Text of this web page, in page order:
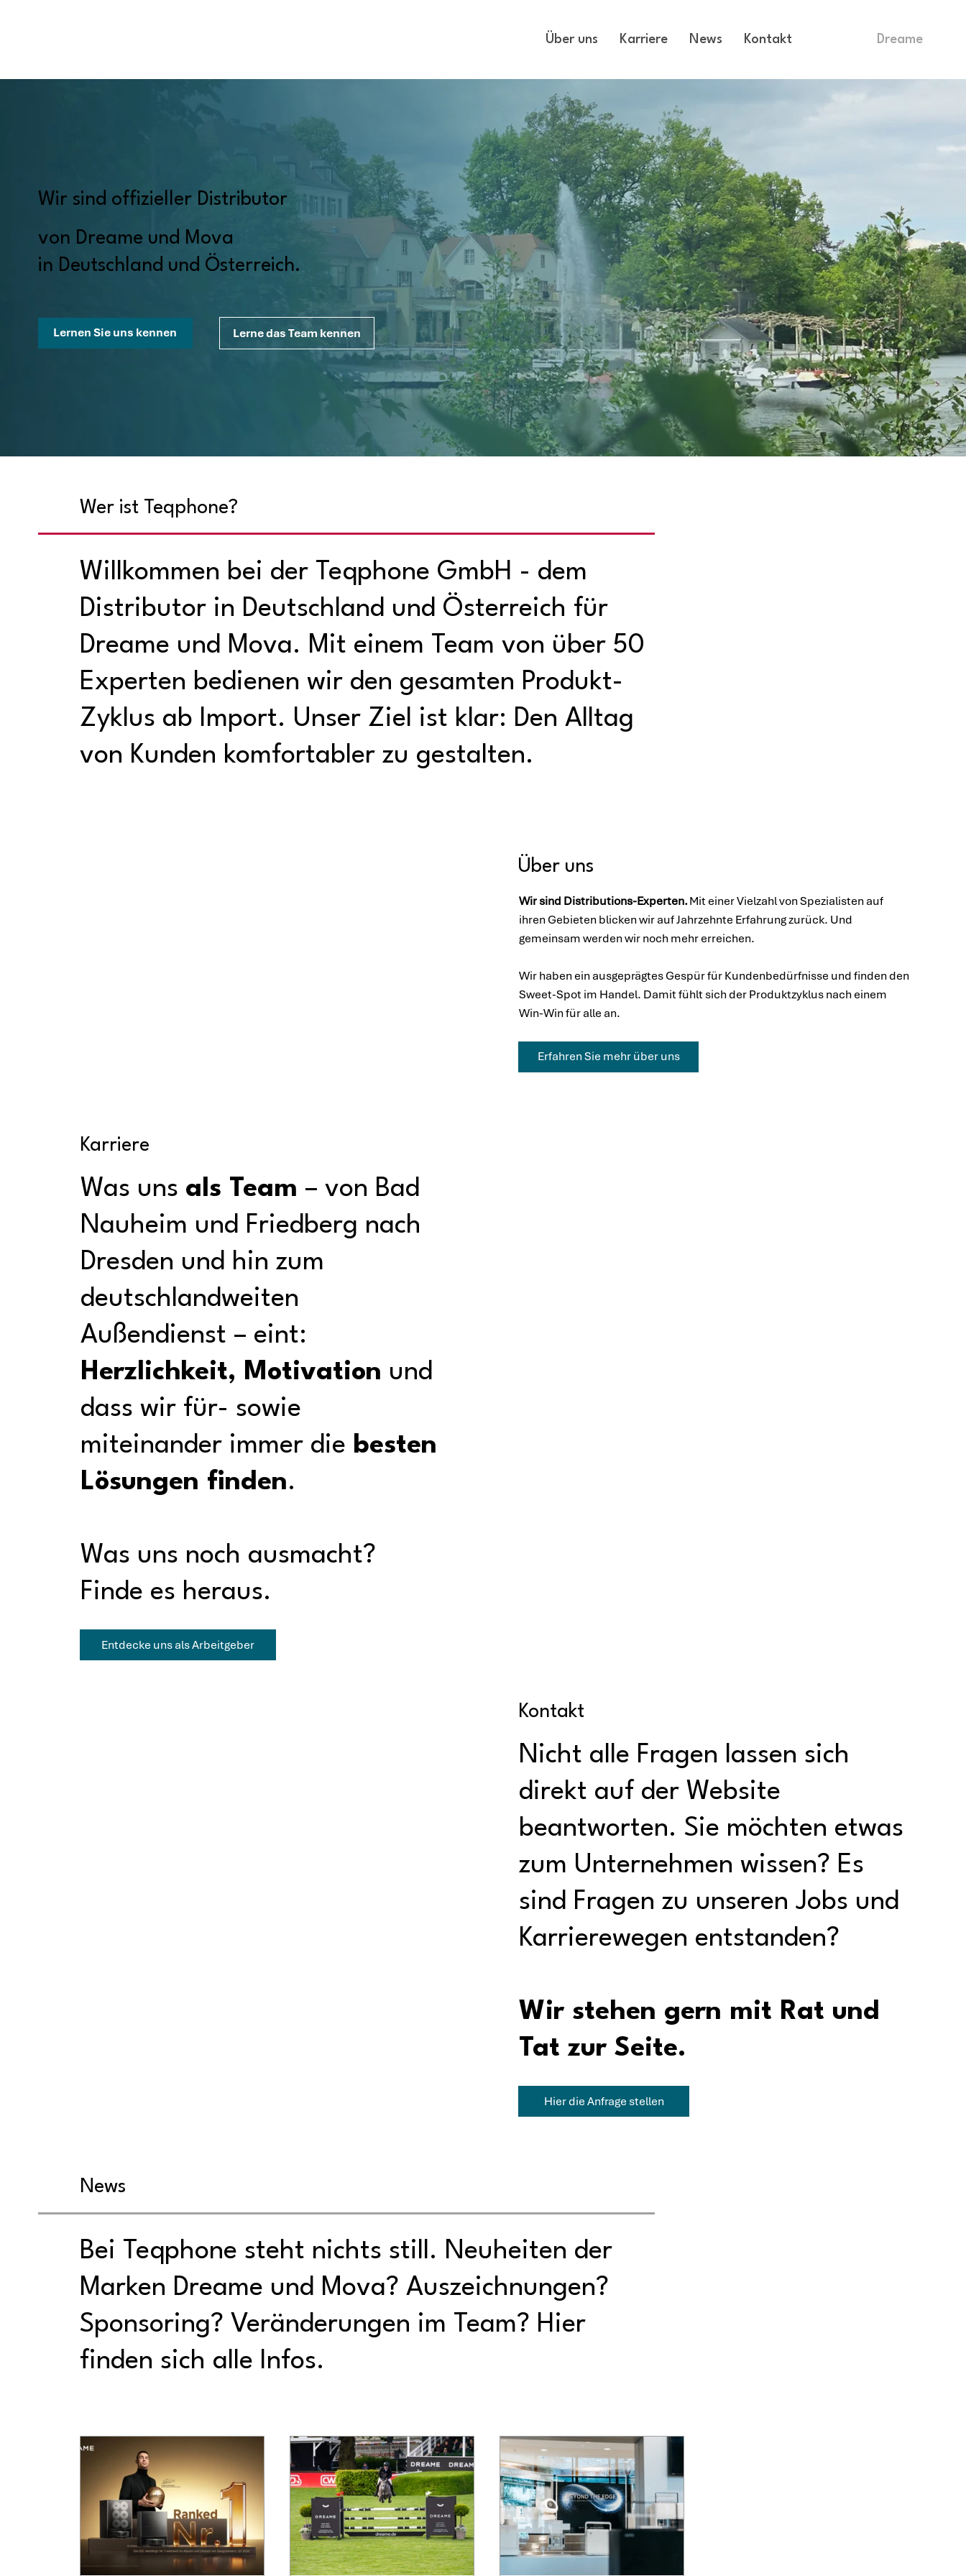
Über uns Karriere News Kontakt Dreame
Wir sind offizieller Distributor
von Dreame und Mova
in Deutschland und Österreich.
Lernen Sie uns kennen Lerne das Team kennen
Wer ist Teqphone?
Willkommen bei der Teqphone GmbH - dem
Distributor in Deutschland und Österreich für
Dreame und Mova. Mit einem Team von über 50
Experten bedienen wir den gesamten Produkt-
Zyklus ab Import. Unser Ziel ist klar: Den Alltag
von Kunden komfortabler zu gestalten.
Über uns
Wir sind Distributions-Experten.Mit einer Vielzahl von Spezialisten auf
ihren Gebieten blicken wir auf Jahrzehnte Erfahrung zurück. Und
gemeinsam werden wir noch mehr erreichen.
Wir haben ein ausgeprägtes Gespür für Kundenbedürfnisse und finden den
Sweet-Spot im Handel. Damit fühlt sich der Produktzyklus nach einem
Win-Win für alle an.
Erfahren Sie mehr über uns
Karriere
Was uns als Team – von Bad
Nauheim und Friedberg nach
Dresden und hin zum
deutschlandweiten
Außendienst – eint:
Herzlichkeit, Motivation und
dass wir für- sowie
miteinander immer die besten
Lösungen finden.
Was uns noch ausmacht?
Finde es heraus.
Entdecke uns als Arbeitgeber
Kontakt
Nicht alle Fragen lassen sich
direkt auf der Website
beantworten. Sie möchten etwas
zum Unternehmen wissen? Es
sind Fragen zu unseren Jobs und
Karrierewegen entstanden?
Wir stehen gern mit Rat und
Tat zur Seite.
Hier die Anfrage stellen
News
Bei Teqphone steht nichts still. Neuheiten der
Marken Dreame und Mova? Auszeichnungen?
Sponsoring? Veränderungen im Team? Hier
finden sich alle Infos.